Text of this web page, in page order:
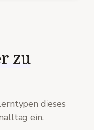
zu
dieses
ein.